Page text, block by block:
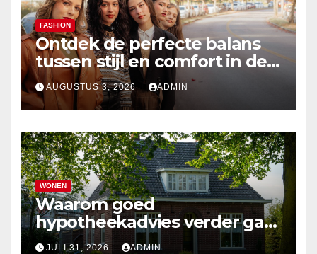
FASHION
Ontdek de perfecte balans
tussen stijl en comfort in de
nieuwste damesmode
AUGUSTUS 3, 2026 ADMIN
WONEN
Waarom goed
hypotheekadvies verder gaat
dan alleen cijfers
JULI 31, 2026 ADMIN